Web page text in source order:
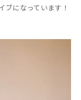
ブになっています！